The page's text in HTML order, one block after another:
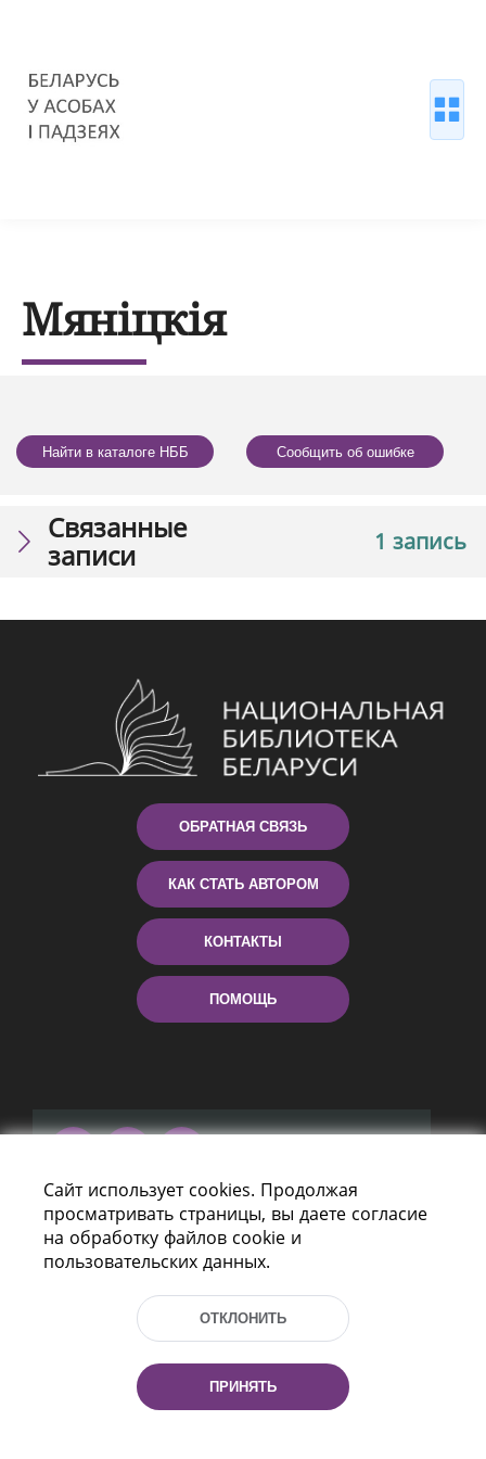
Мяніцкія
Найти в каталоге НББ Сообщить об ошибке
1 запись
Связанные
записи
ОБРАТНАЯ СВЯЗЬ
КАК СТАТЬ АВТОРОМ
КОНТАКТЫ
ПОМОЩЬ
Пр-т Независимости 116
г. Минск, Республика Беларусь, 220114
Тел.: (+375 17) 368 37 37, Факс: (+375 17)
Эл. почта: inbox@nlb.by
Все права защищены
Сайт использует cookies. Продолжая
просматривать страницы, вы даете согласие
на обработку файлов cookie и
пользовательских данных.
ОТКЛОНИТЬ
ПРИНЯТЬ